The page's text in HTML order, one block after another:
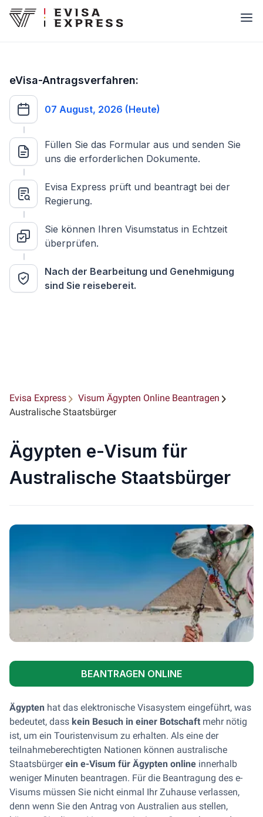
eVisa-Antragsverfahren:
07 August, 2026 (Heute)
Füllen Sie das Formular aus und senden Sie
uns die erforderlichen Dokumente.
Evisa Express prüft und beantragt bei der
Regierung.
Sie können Ihren Visumstatus in Echtzeit
überprüfen.
Nach der Bearbeitung und Genehmigung
sind Sie reisebereit.
Evisa Express
Visum Ägypten Online Beantragen
Australische Staatsbürger
Ägypten e-Visum für
Australische Staatsbürger
BEANTRAGEN ONLINE
Ägypten hat das elektronische Visasystem eingeführt, was
bedeutet, dass kein Besuch in einer Botschaft mehr nötig
ist, um ein Touristenvisum zu erhalten. Als eine der
teilnahmeberechtigten Nationen können australische
Staatsbürgerein e-Visum für Ägypten online innerhalb
weniger Minuten beantragen. Für die Beantragung des e-
Visums müssen Sie nicht einmal Ihr Zuhause verlassen,
denn wenn Sie den Antrag von Australien aus stellen,